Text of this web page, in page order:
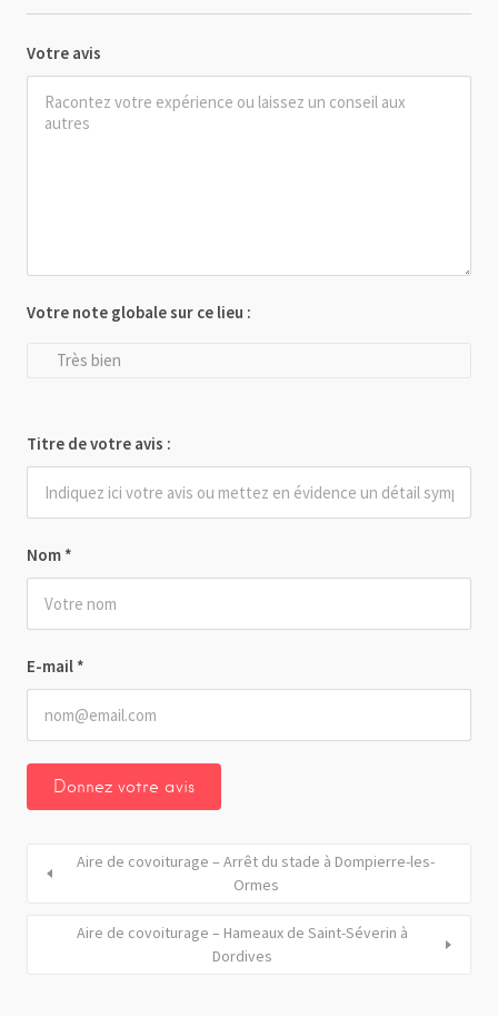
Votre avis
Nom *
E-mail *
Votre note globale sur ce lieu :
Très bien
Titre de votre avis :
Aire de covoiturage – Arrêt du stade à Dompierre-les-
Ormes
Aire de covoiturage – Hameaux de Saint-Séverin à
Dordives